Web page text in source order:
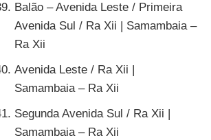
Balão – Avenida Leste / Primeira
Avenida Sul / Ra Xii | Samambaia –
Ra Xii
Avenida Leste / Ra Xii |
Samambaia – Ra Xii
Segunda Avenida Sul / Ra Xii |
Samambaia – Ra Xii